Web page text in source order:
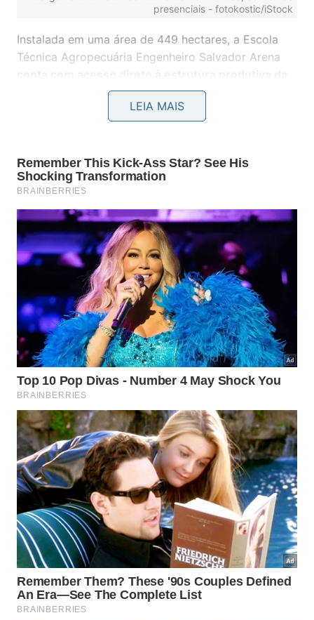
presenciais - fotokostic/iStock
Instalada em uma área de 449 hectares, a Escola
Técnica Agropecuária Engenheiro Salvador Arena
Agroindustrial Salvador Arena, nos setores agrícola
e pecuário, possibilitando uma formação altamente
Aunidade dispõe de infraestrutura moderna, com
salas de aula equipadas, e duas estações de
aprendizagem
voltada ao estudo de tecnologias e consulta de
acervo, e a Estação Ciência, paraaulas práticas nas
áreas de ciências agrárias, ciências da natureza e
topografia.
Outro diferencial é o Núcleo de Apoio às Carreiras
(NAC), que promove oficinas de desenvolvimento
profissional, orientação para estágios e incentiva o
empreendedorismo, facilitando a transição dos
alunos para o mercado de trabalho.
LEIA MAIS